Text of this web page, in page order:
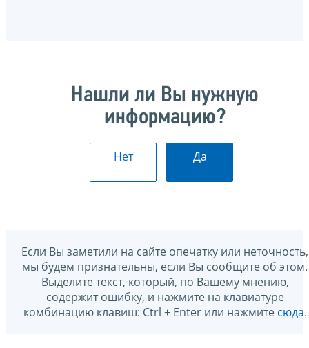
Нашли ли Вы нужную
информацию?
Нет Да
Если Вы заметили на сайте опечатку или неточность,
мы будем признательны, если Вы сообщите об этом.
Выделите текст, который, по Вашему мнению,
содержит ошибку, и нажмите на клавиатуре
комбинацию клавиш: Ctrl + Enter или нажмите сюда.